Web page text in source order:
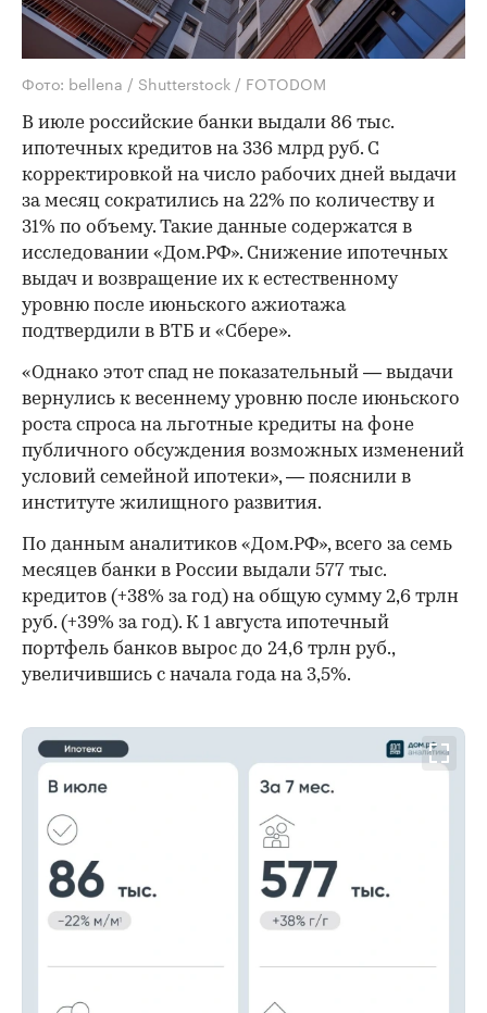
Фото: bellena / Shutterstock / FOTODOM
В июле российские банки выдали 86 тыс.
ипотечных кредитов на 336 млрд руб. С
корректировкой на число рабочих дней выдачи
за месяц сократились на 22% по количеству и
31% по объему. Такие данные содержатся в
исследовании «Дом.РФ». Снижение ипотечных
выдач и возвращение их к естественному
уровню после июньского ажиотажа
подтвердили в ВТБ и «Сбере».
«Однако этот спад не показательный — выдачи
вернулись к весеннему уровню после июньского
роста спроса на льготные кредиты на фоне
публичного обсуждения возможных изменений
условий семейной ипотеки», — пояснили в
институте жилищного развития.
По данным аналитиков «Дом.РФ», всего за семь
месяцев банки в России выдали 577 тыс.
кредитов (+38% за год) на общую сумму 2,6 трлн
руб. (+39% за год). К 1 августа ипотечный
портфель банков вырос до 24,6 трлн руб.,
увеличившись с начала года на 3,5%.